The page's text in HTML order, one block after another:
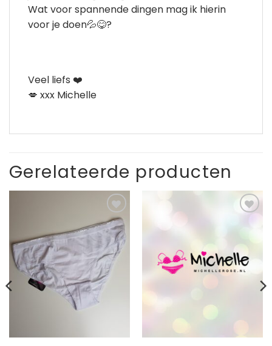
Wat voor spannende dingen mag ik hierin
voor je doen💦😋?
Veel liefs ❤️
💋 xxx Michelle
Gerelateerde producten